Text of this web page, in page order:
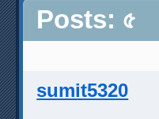
Posts: ৫
sumit5320